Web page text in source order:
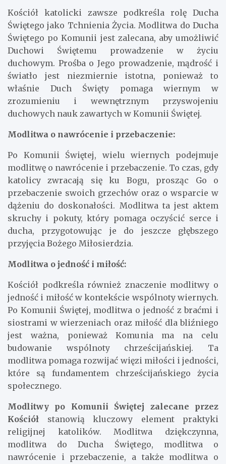
Kościół katolicki zawsze podkreśla rolę Ducha
Świętego jako Tchnienia Życia. Modlitwa do Ducha
Świętego po Komunii jest zalecana, aby umożliwić
Duchowi Świętemu prowadzenie w życiu
duchowym. Prośba o Jego prowadzenie, mądrość i
światło jest niezmiernie istotna, ponieważ to
właśnie Duch Święty pomaga wiernym w
zrozumieniu i wewnętrznym przyswojeniu
duchowych nauk zawartych w Komunii Świętej.
Modlitwa o nawrócenie i przebaczenie:
Po Komunii Świętej, wielu wiernych podejmuje
modlitwę o nawrócenie i przebaczenie. To czas, gdy
katolicy zwracają się ku Bogu, prosząc Go o
przebaczenie swoich grzechów oraz o wsparcie w
dążeniu do doskonałości. Modlitwa ta jest aktem
skruchy i pokuty, który pomaga oczyścić serce i
ducha, przygotowując je do jeszcze głębszego
przyjęcia Bożego Miłosierdzia.
Modlitwa o jedność i miłość:
Kościół podkreśla również znaczenie modlitwy o
jedność i miłość w kontekście wspólnoty wiernych.
Po Komunii Świętej, modlitwa o jedność z braćmi i
siostrami w wierzeniach oraz miłość dla bliźniego
jest ważna, ponieważ Komunia ma na celu
budowanie wspólnoty chrześcijańskiej. Ta
modlitwa pomaga rozwijać więzi miłości i jedności,
które są fundamentem chrześcijańskiego życia
społecznego.
Modlitwy po Komunii Świętej zalecane przez
Kościół stanowią kluczowy element praktyki
religijnej katolików. Modlitwa dziękczynna,
modlitwa do Ducha Świętego, modlitwa o
nawrócenie i przebaczenie, a także modlitwa o